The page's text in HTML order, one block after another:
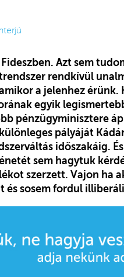
Azt sem
rendkívül
a jelenhez
egyik
pénzügyminisztere
pályáját
időszakáig.
sem hagytuk
szerzett. Vajon ha
sosem fordul